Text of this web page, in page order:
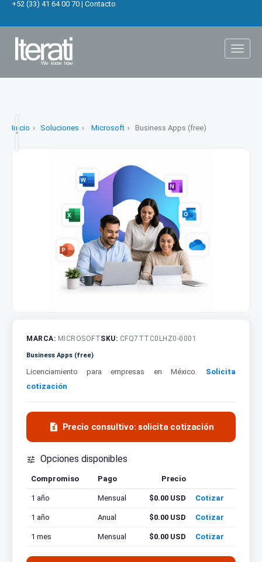
+52 (33) 41 64 00 70 | Contacto
Inicio Soluciones Microsoft Business Apps (free)
MARCA: MICROSOFTSKU: CFQ7TTC0LHZ0-0001
Business Apps (free)
Licenciamiento para empresas en México. Solicita
cotización
 Precio consultivo: solicita cotización
 Opciones disponibles
Compromiso Pago Precio
1 año
Mensual $0.00 USD Cotizar
1 año Anual $0.00 USD Cotizar
1 mes Mensual $0.00 USD Cotizar